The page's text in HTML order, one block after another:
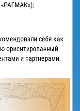
«РАГМАК»);
себя как
ориентированный
и партнерами.